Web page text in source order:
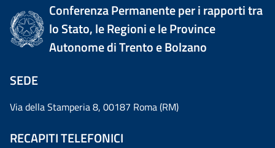
Conferenza Permanente per i rapporti tra
lo Stato, le Regioni e le Province
Autonome di Trento e Bolzano
SEDE
Via della Stamperia 8, 00187 Roma (RM)
RECAPITI TELEFONICI